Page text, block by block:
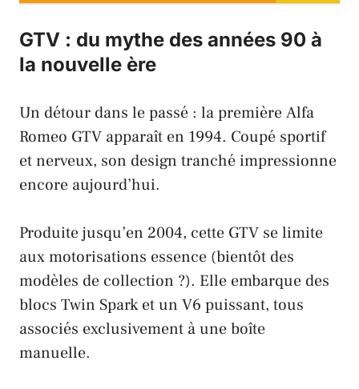
GTV : du mythe des années 90 à
la nouvelle ère
Un détour dans le passé : la premièreAlfa
Romeo GTV apparaît en 1994. Coupé sportif
et nerveux, son design tranché impressionne
encore aujourd’hui.
Produite jusqu’en 2004, cette GTV se limite
aux motorisations essence (bientôt des
modèles de collection ?). Elle embarque des
blocs Twin Spark et un V6 puissant, tous
associés exclusivement à une boîte
manuelle.